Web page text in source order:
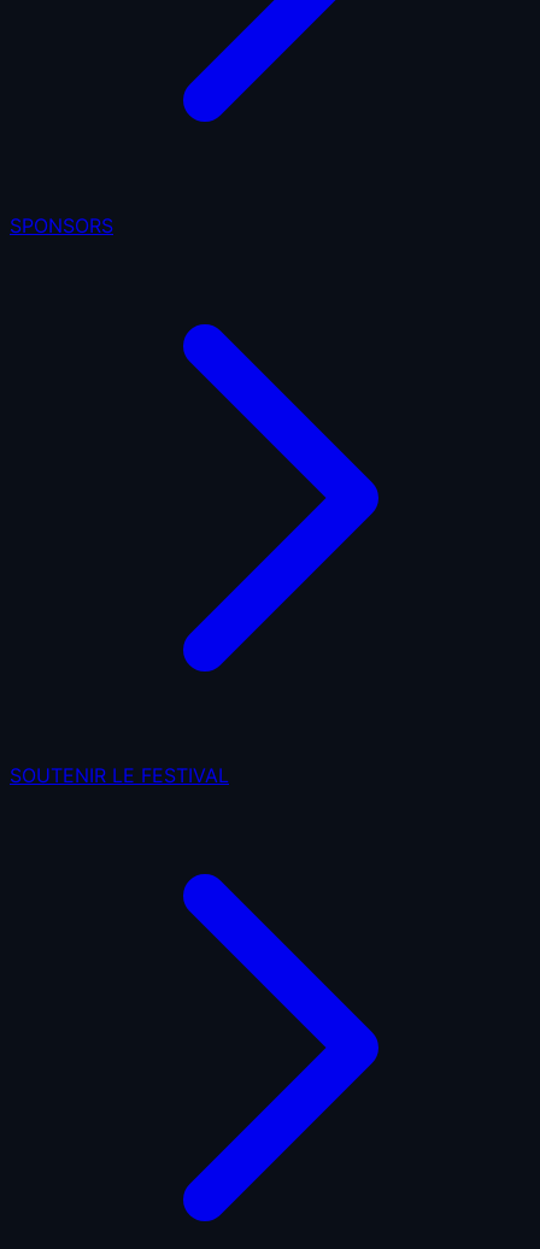
SPONSORS
SOUTENIR LE FESTIVAL